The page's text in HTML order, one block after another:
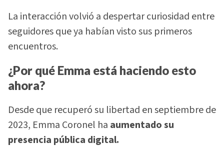
La interacción volvió a despertar curiosidad entre
seguidores que ya habían visto sus primeros
encuentros.
¿Por qué Emma está haciendo esto
ahora?
Desde que recuperó su libertad en septiembre de
2023, Emma Coronel ha aumentado su
presencia pública digital.